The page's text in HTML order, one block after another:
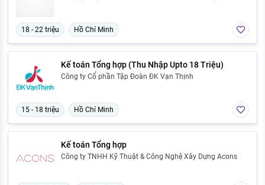
18 - 22 triệu Hồ Chí Minh
Kế toán Tổng hợp (Thu Nhập Upto 18 Triệu)
Công ty Cổ phần Tập Đoàn ĐK Vạn Thịnh
15 - 18 triệu Hồ Chí Minh
Kế toán Tổng hợp
Công ty TNHH Kỹ Thuật & Công Nghệ Xây Dựng Acons